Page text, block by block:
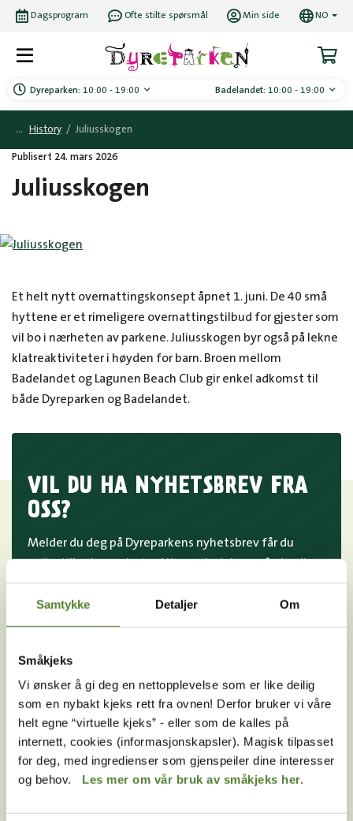
Samtykke Detaljer Om
Småkjeks
Vi ønsker å gi deg en nettopplevelse som er like deilig
som en nybakt kjeks rett fra ovnen! Derfor bruker vi våre
helt egne “virtuelle kjeks” - eller som de kalles på
internett, cookies (informasjonskapsler). Magisk tilpasset
for deg, med ingredienser som gjenspeiler dine interesser
og behov. Les mer om vår bruk av småkjeks her.
Dyreparken: 10:00 - 19:00 Badelandet: 10:00 - 19:00
Dagsprogram Ofte stilte spørsmål Min side NO
History / Juliusskogen
Publisert 24. mars 2026
Juliusskogen
Et helt nytt overnattingskonsept åpnet 1. juni. De 40 små
hyttene er et rimeligere overnattingstilbud for gjester som
vil bo i nærheten av parkene. Juliusskogen byr også på lekne
klatreaktiviteter i høyden for barn. Broen mellom
Badelandet og Lagunen Beach Club gir enkel adkomst til
både Dyreparken og Badelandet.
VIL DU HA NYHETSBREV FRA
OSS?
Melder du deg på Dyreparkens nyhetsbrev får du
unike tilbud og nyheter. Uten nyhetsbrev går du glipp
av mange fordeler.
Ved å melde deg på vårt nyhetsbrev godtar du våre
betingelser.
Følg oss på
sosiale medier!